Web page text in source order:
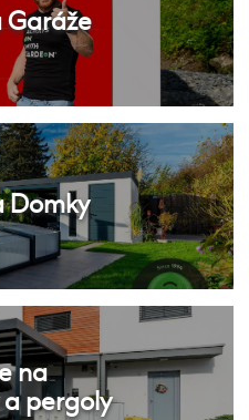
Garáže
Domky
na
a pergoly